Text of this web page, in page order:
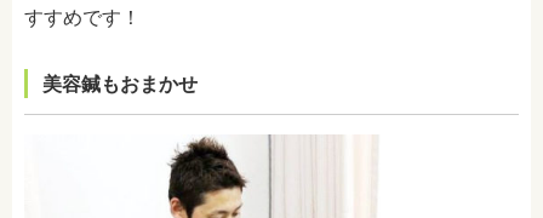
すすめです！
美容鍼もおまかせ